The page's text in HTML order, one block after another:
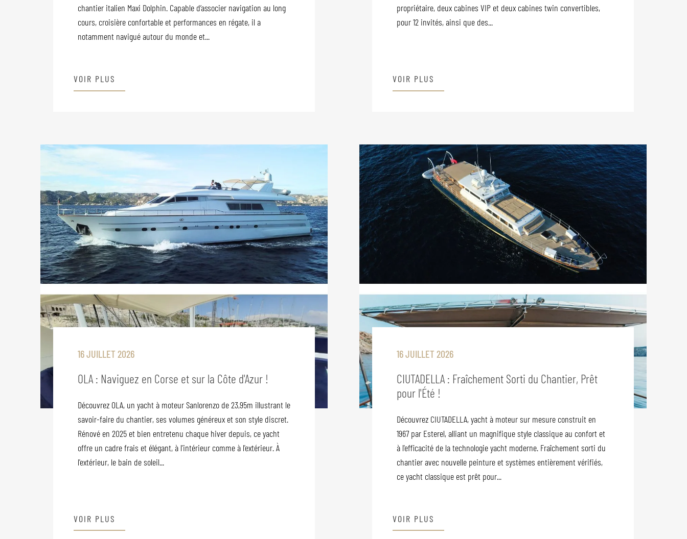
chantier italien Maxi Dolphin. Capable d’associer navigation au long
cours, croisière confortable et performances en régate, il a
notamment navigué autour du monde et...
VOIR PLUS
propriétaire, deux cabines VIP et deux cabines twin convertibles,
pour 12 invités, ainsi que des...
VOIR PLUS
16 JUILLET 2026
OLA : Naviguez en Corse et sur la Côte d'Azur !
Découvrez OLA, un yacht à moteur Sanlorenzo de 23,95m illustrant le
savoir-faire du chantier, ses volumes généreux et son style discret.
Rénové en 2025 et bien entretenu chaque hiver depuis, ce yacht
offre un cadre frais et élégant, à l'intérieur comme à l'extérieur. À
l'extérieur, le bain de soleil...
VOIR PLUS
16 JUILLET 2026
CIUTADELLA : Fraîchement Sorti du Chantier, Prêt
pour l'Été !
Découvrez CIUTADELLA, yacht à moteur sur mesure construit en
1967 par Esterel, alliant un magnifique style classique au confort et
à l'efficacité de la technologie yacht moderne. Fraîchement sorti du
chantier avec nouvelle peinture et systèmes entièrement vérifiés,
ce yacht classique est prêt pour...
VOIR PLUS